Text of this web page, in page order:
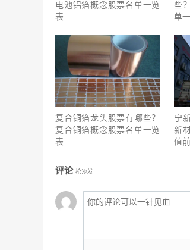
电池铝箔概念股票名单一览
表
些
单
复合铜箔龙头股票有哪些？
复合铜箔概念股票名单一览
表
宁
新
值
评论 抢沙发